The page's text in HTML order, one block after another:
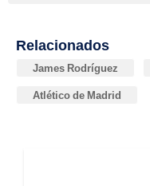
Relacionados
James Rodríguez
Atlético de Madrid